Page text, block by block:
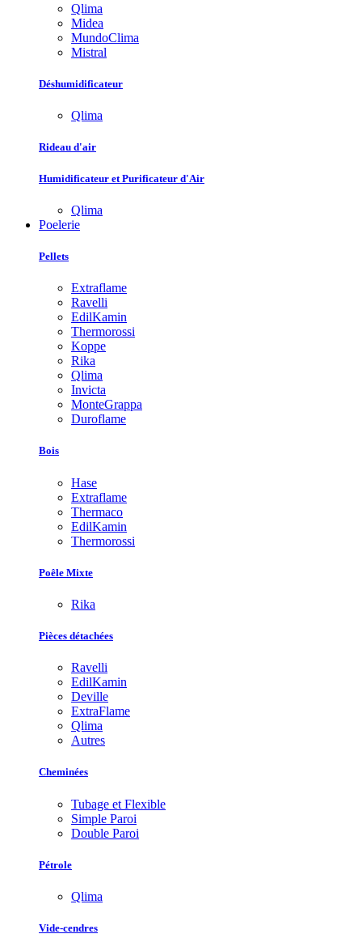
Qlima
Midea
MundoClima
Mistral
Déshumidificateur
Qlima
Rideau d'air
Humidificateur et Purificateur d'Air
Qlima
Poelerie
Pellets
Extraflame
Ravelli
EdilKamin
Thermorossi
Koppe
Rika
Qlima
Invicta
MonteGrappa
Duroflame
Bois
Hase
Extraflame
Thermaco
EdilKamin
Thermorossi
Poêle Mixte
Rika
Pièces détachées
Ravelli
EdilKamin
Deville
ExtraFlame
Qlima
Autres
Cheminées
Tubage et Flexible
Simple Paroi
Double Paroi
Pétrole
Qlima
Vide-cendres